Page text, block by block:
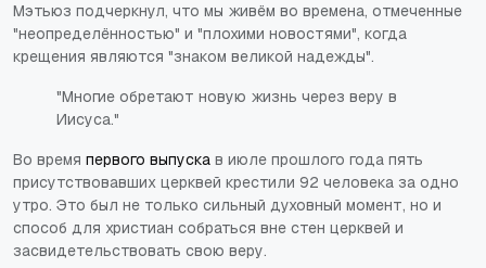
Мэтьюз подчеркнул, что мы живём во времена, отмеченные
"неопределённостью" и "плохими новостями", когда
крещения являются "знаком великой надежды".
"Многие обретают новую жизнь через веру в
Иисуса."
Во время первого выпуска в июле прошлого года пять
присутствовавших церквей крестили 92 человека за одно
утро. Это был не только сильный духовный момент, но и
способ для христиан собраться вне стен церквей и
засвидетельствовать свою веру.